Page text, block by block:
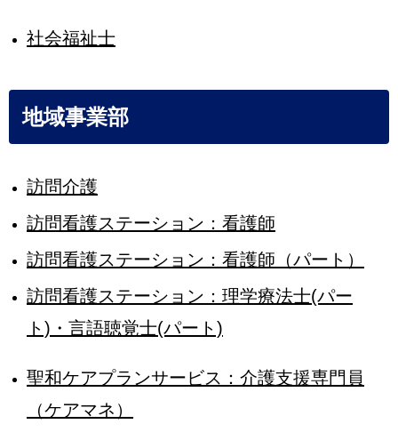
社会福祉士
地域事業部
訪問介護
訪問看護ステーション：看護師
訪問看護ステーション：看護師（パート）
訪問看護ステーション：理学療法士(パー
ト)・言語聴覚士(パート)
聖和ケアプランサービス：介護支援専門員
（ケアマネ）